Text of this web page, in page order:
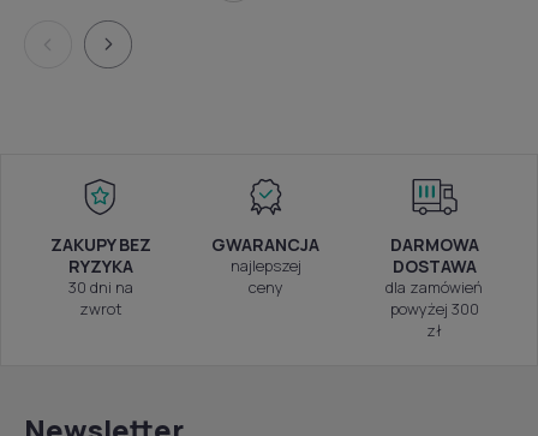
ZAKUPY BEZ
RYZYKA
30 dni na
zwrot
GWARANCJA
najlepszej
ceny
DARMOWA
DOSTAWA
dla zamówień
powyżej 300
zł